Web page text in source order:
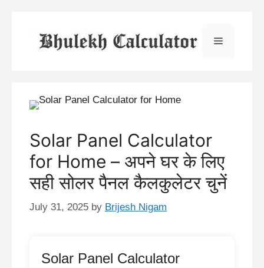
content
Menu
Solar Panel Calculator
for Home – अपने घर के लिए
सही सोलर पैनल कैलकुलेटर चुनें
July 31, 2025 by Brijesh Nigam
Solar Panel Calculator